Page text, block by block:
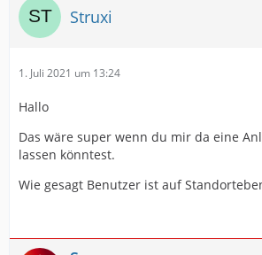
Struxi
1. Juli 2021 um 13:24
Hallo
Das wäre super wenn du mir da eine
lassen könntest.
Wie gesagt Benutzer ist auf